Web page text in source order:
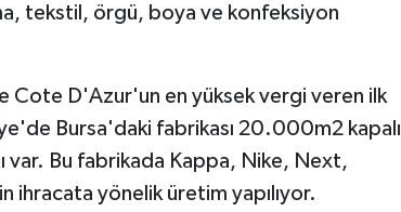
tekstil, örgü, boya ve konfeksiyon
Cote D'Azur'un en yüksek vergi veren ilk
Bursa'daki fabrikası 20.000m2 kapalı
var. Bu fabrikada Kappa, Nike, Next,
ihracata yönelik üretim yapılıyor.